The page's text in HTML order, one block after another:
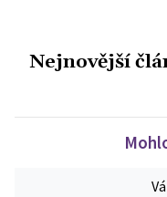
Nejnovější